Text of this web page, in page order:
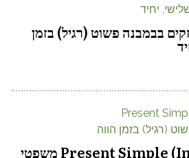
בבמבנה פשוט (רגיל) בזמן
Present Simple (Indefinite) Tense משפטי